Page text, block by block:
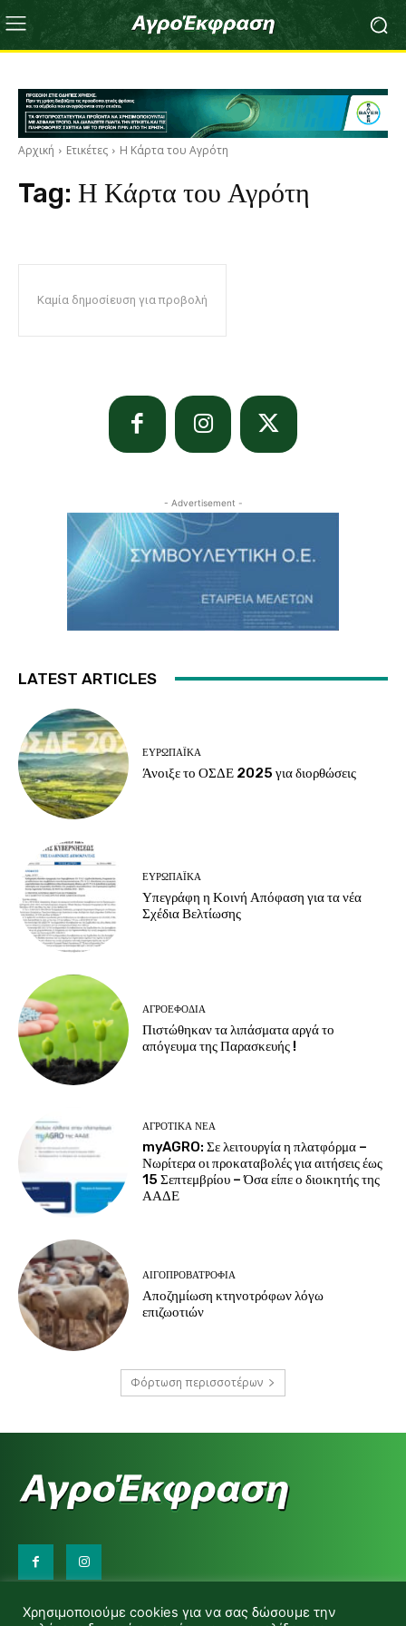
Αρχική Ετικέτες Η Κάρτα του Αγρότη
Tag: Η Κάρτα του Αγρότη
Καμία δημοσίευση για προβολή
- Advertisement -
LATEST ARTICLES
ΕΥΡΩΠΑΪΚΆ
Άνοιξε το ΟΣΔΕ 2025 για διορθώσεις
ΕΥΡΩΠΑΪΚΆ
Υπεγράφη η Κοινή Απόφαση για τα νέα
Σχέδια Βελτίωσης
ΑΓΡΟΕΦΌΔΙΑ
Πιστώθηκαν τα λιπάσματα αργά το
απόγευμα της Παρασκευής !
ΑΓΡΟΤΙΚΆ ΝΈΑ
myAGRO: Σε λειτουργία η πλατφόρμα –
Νωρίτερα οι προκαταβολές για αιτήσεις έως
15 Σεπτεμβρίου – Όσα είπε ο διοικητής της
ΑΑΔΕ
ΑΙΓΟΠΡΟΒΑΤΡΟΦΊΑ
Αποζημίωση κτηνοτρόφων λόγω
επιζωοτιών
Φόρτωση περισσοτέρων
d.makas@yahoo.gr
Χρησιμοποιούμε cookies για να σας δώσουμε την